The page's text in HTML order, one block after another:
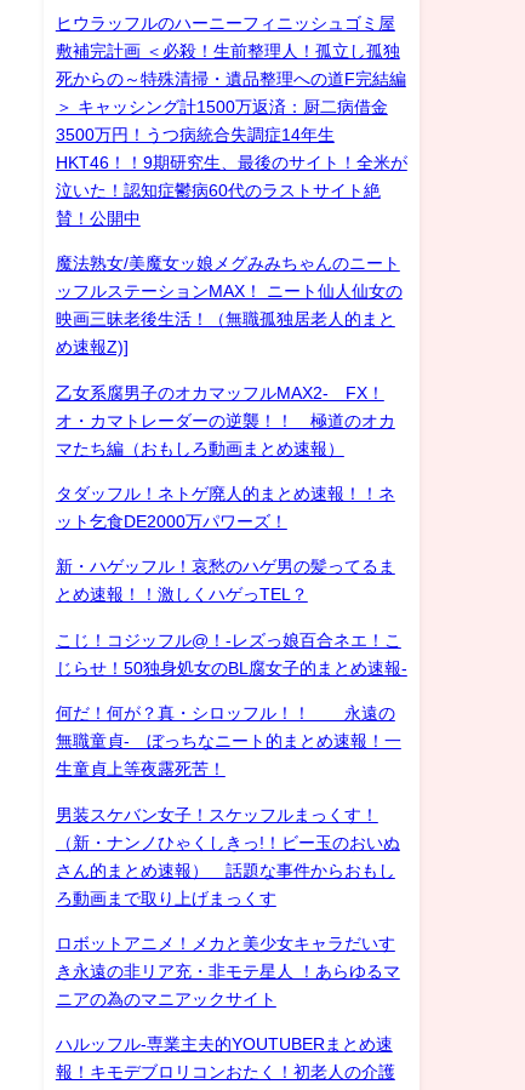
ヒウラッフルのハーニーフィニッシュゴミ屋
敷補完計画 ＜必殺！生前整理人！孤立し孤独
死からの～特殊清掃・遺品整理への道F完結編
＞ キャッシング計1500万返済：厨二病借金
3500万円！うつ病統合失調症14年生
HKT46！！9期研究生、最後のサイト！全米が
泣いた！認知症鬱病60代のラストサイト絶
賛！公開中
魔法熟女/美魔女ッ娘メグみみちゃんのニート
ッフルステーションMAX！ ニート仙人仙女の
映画三昧老後生活！（無職孤独居老人的まと
め速報Z)]
乙女系腐男子のオカマッフルMAX2- FX！
オ・カマトレーダーの逆襲！！ 極道のオカ
マたち編（おもしろ動画まとめ速報）
タダッフル！ネトゲ廃人的まとめ速報！！ネ
ット乞食DE2000万パワーズ！
新・ハゲッフル！哀愁のハゲ男の髪ってるま
とめ速報！！激しくハゲっTEL？
こじ！コジッフル@！-レズっ娘百合ネエ！こ
じらせ！50独身処女のBL腐女子的まとめ速報-
何だ！何が？真・シロッフル！！ 永遠の
無職童貞- ぼっちなニート的まとめ速報！一
生童貞上等夜露死苦！
男装スケバン女子！スケッフルまっくす！
（新・ナンノひゃくしきっ!！ビー玉のおいぬ
さん的まとめ速報） 話題な事件からおもし
ろ動画まで取り上げまっくす
ロボットアニメ！メカと美少女キャラだいす
き永遠の非リア充・非モテ星人 ！あらゆるマ
ニアの為のマニアックサイト
ハルッフル-専業主夫的YOUTUBERまとめ速
報！キモデブロリコンおたく！初老人の介護